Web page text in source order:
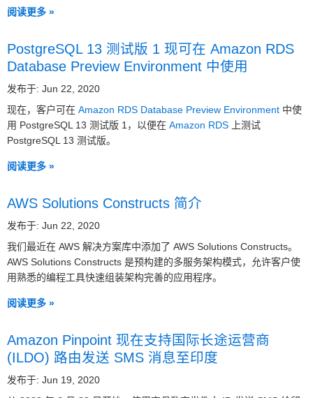
阅读更多 »
PostgreSQL 13 测试版 1 现可在 Amazon RDS
Database Preview Environment 中使用
发布于: Jun 22, 2020
现在，客户可在 Amazon RDS Database Preview Environment 中使
用 PostgreSQL 13 测试版 1，以便在 Amazon RDS 上测试
PostgreSQL 13 测试版。
阅读更多 »
AWS Solutions Constructs 简介
发布于: Jun 22, 2020
我们最近在 AWS 解决方案库中添加了 AWS Solutions Constructs。
AWS Solutions Constructs 是预构建的多服务架构模式，允许客户使
用熟悉的编程工具快速组装架构完善的应用程序。
阅读更多 »
Amazon Pinpoint 现在支持国际长途运营商
(ILDO) 路由发送 SMS 消息至印度
发布于: Jun 19, 2020